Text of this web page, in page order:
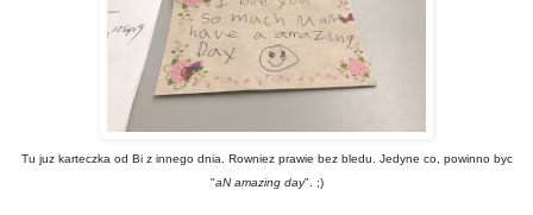
Tu juz karteczka od Bi z innego dnia. Rowniez prawie bez bledu. Jedyne co, powinno byc
"aN amazing day". ;)